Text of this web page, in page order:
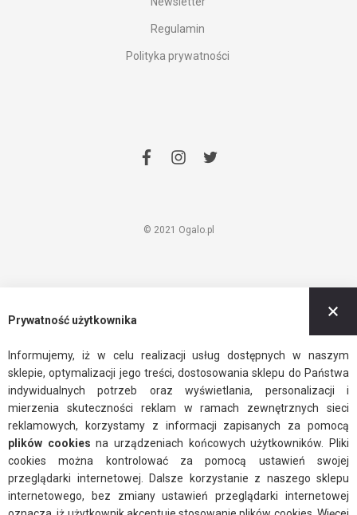
Regulamin
Polityka prywatności
facebook
instagram
twitter
© 2021 Ogalo.pl
Prywatność użytkownika
Informujemy, iż w celu realizacji usług dostępnych w naszym
sklepie, optymalizacji jego treści, dostosowania sklepu do Państwa
indywidualnych potrzeb oraz wyświetlania, personalizacji i
mierzenia skuteczności reklam w ramach zewnętrznych sieci
reklamowych, korzystamy z informacji zapisanych za pomocą
plików cookiesna urządzeniach końcowych użytkowników. Pliki
cookies można kontrolować za pomocą ustawień swojej
przeglądarki internetowej. Dalsze korzystanie z naszego sklepu
internetowego, bez zmiany ustawień przeglądarki internetowej